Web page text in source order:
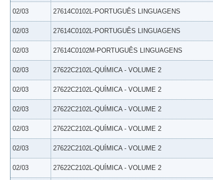
02/03 27614C0102L-PORTUGUÊS LINGUAGENS
02/03 27614C0102L-PORTUGUÊS LINGUAGENS
02/03 27614C0102M-PORTUGUÊS LINGUAGENS
02/03 27622C2102L-QUÍMICA - VOLUME 2
02/03 27622C2102L-QUÍMICA - VOLUME 2
02/03 27622C2102L-QUÍMICA - VOLUME 2
02/03 27622C2102L-QUÍMICA - VOLUME 2
02/03 27622C2102L-QUÍMICA - VOLUME 2
02/03 27622C2102L-QUÍMICA - VOLUME 2